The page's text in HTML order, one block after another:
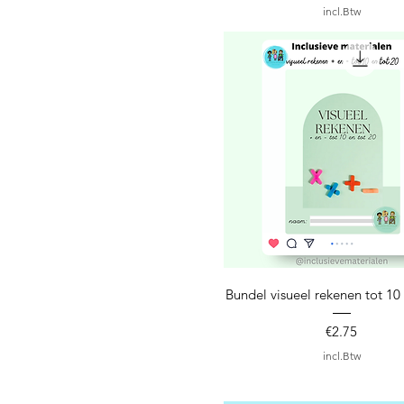
incl.Btw
Snel overzicht
Bundel visueel rekenen tot
Prijs
€2.75
incl.Btw